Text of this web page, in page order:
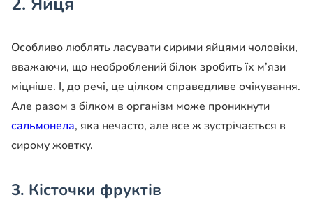
Особливо люблять ласувати сирими яйцями чоловіки,
вважаючи, що необроблений білок зробить їх м’язи
міцніше. І, до речі, це цілком справедливе очікування.
Але разом з білком в організм може проникнути
сальмонела, яка нечасто, але все ж зустрічається в
сирому жовтку.
3. Кісточки фруктів